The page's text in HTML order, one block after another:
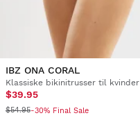
IBZ ONA CORAL
Klassiske bikinitrusser til kvinder
$39.95
$54.95-30% Final Sale